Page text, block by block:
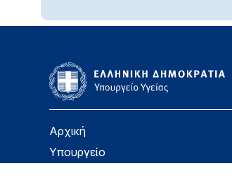
Αρχική
Υπουργείο